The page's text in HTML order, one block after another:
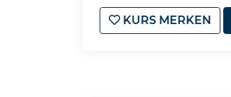
KURS MERKEN